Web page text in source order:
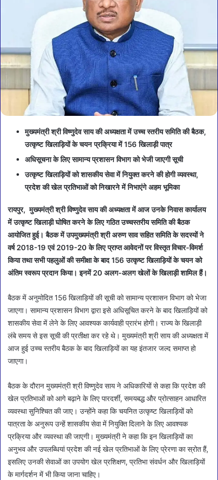
मुख्यमंत्री श्री विष्णुदेव साय की अध्यक्षता में उच्च स्तरीय समिति की बैठक,
उत्कृष्ट खिलाड़ियों के चयन प्रक्रिया में 156 खिलाड़ी पात्र
अधिसूचना के लिए सामान्य प्रशासन विभाग को भेजी जाएगी सूची
उत्कृष्ट खिलाड़ियों को शासकीय सेवा में नियुक्त करने की होगी व्यवस्था,
प्रदेश की खेल प्रतिभाओं को निखारने में निभाएंगे अहम भूमिका
रायपुर, मुख्यमंत्री श्री विष्णुदेव साय की अध्यक्षता में आज उनके निवास कार्यालय
में उत्कृष्ट खिलाड़ी घोषित करने के लिए गठित उच्चस्तरीय समिति की बैठक
आयोजित हुई। बैठक में उपमुख्यमंत्री श्री अरुण साव सहित समिति के सदस्यों ने
वर्ष 2018-19 एवं 2019-20 के लिए प्राप्त आवेदनों पर विस्तृत विचार-विमर्श
किया तथा सभी पहलुओं की समीक्षा के बाद 156 उत्कृष्ट खिलाड़ियों के चयन को
अंतिम स्वरूप प्रदान किया। इनमें 20 अलग-अलग खेलों के खिलाड़ी शामिल हैं।
बैठक में अनुमोदित 156 खिलाड़ियों की सूची को सामान्य प्रशासन विभाग को भेजा
जाएगा। सामान्य प्रशासन विभाग द्वारा इसे अधिसूचित करने के बाद खिलाड़ियों को
शासकीय सेवा में लेने के लिए आवश्यक कार्यवाही प्रारंभ होगी। राज्य के खिलाड़ी
लंबे समय से इस सूची की प्रतीक्षा कर रहे थे। मुख्यमंत्री श्री साय की अध्यक्षता में
आज हुई उच्च स्तरीय बैठक के बाद खिलाड़ियों का यह इंतजार जल्द समाप्त हो
जाएगा।
बैठक के दौरान मुख्यमंत्री श्री विष्णुदेव साय ने अधिकारियों से कहा कि प्रदेश की
खेल प्रतिभाओं को आगे बढ़ाने के लिए पारदर्शी, समयबद्ध और प्रोत्साहन आधारित
व्यवस्था सुनिश्चित की जाए। उन्होंने कहा कि चयनित उत्कृष्ट खिलाड़ियों को
पात्रता के अनुरूप उन्हें शासकीय सेवा में नियुक्ति दिलाने के लिए आवश्यक
प्रक्रिया और व्यवस्था की जाएगी। मुख्यमंत्री ने कहा कि इन खिलाड़ियों का
अनुभव और उपलब्धियां प्रदेश की नई खेल प्रतिभाओं के लिए प्रेरणा का स्रोत हैं,
इसलिए उनकी सेवाओं का उपयोग खेल प्रशिक्षण, प्रतिभा संवर्धन और खिलाड़ियों
के मार्गदर्शन में भी किया जाना चाहिए।